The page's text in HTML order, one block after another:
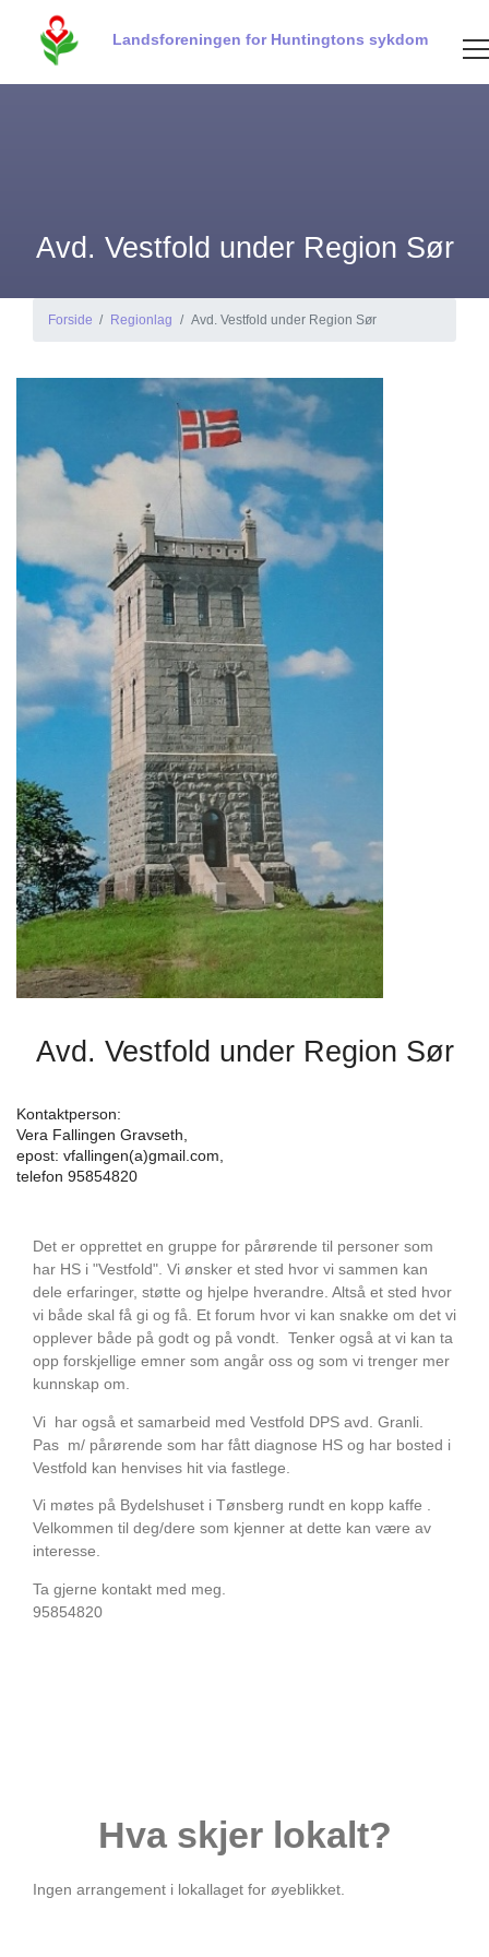
Landsforeningen for Huntingtons sykdom
Avd. Vestfold under Region Sør
Forside Regionlag Avd. Vestfold under Region Sør
Avd. Vestfold under Region Sør
Kontaktperson:
Vera Fallingen Gravseth,
epost: vfallingen(a)gmail.com,
telefon 95854820
Det er opprettet en gruppe for pårørende til personer som
har HS i "Vestfold". Vi ønsker et sted hvor vi sammen kan
dele erfaringer, støtte og hjelpe hverandre. Altså et sted hvor
vi både skal få gi og få. Et forum hvor vi kan snakke om det vi
opplever både på godt og på vondt. Tenker også at vi kan ta
opp forskjellige emner som angår oss og som vi trenger mer
kunnskap om.
Vi har også et samarbeid med Vestfold DPS avd. Granli.
Pas m/ pårørende som har fått diagnose HS og har bosted i
Vestfold kan henvises hit via fastlege.
Vi møtes på Bydelshuset i Tønsberg rundt en kopp kaffe .
Velkommen til deg/dere som kjenner at dette kan være av
interesse.
Ta gjerne kontakt med meg.
95854820
Hva skjer lokalt?
Ingen arrangement i lokallaget for øyeblikket.